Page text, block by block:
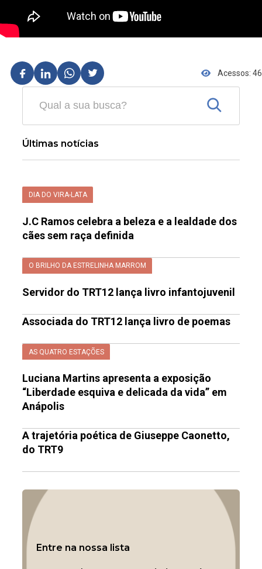
Acessos: 46
Últimas notícias
DIA DO VIRA-LATA
J.C Ramos celebra a beleza e a lealdade dos
cães sem raça definida
O BRILHO DA ESTRELINHA MARROM
Servidor do TRT12 lança livro infantojuvenil
Associada do TRT12 lança livro de poemas
AS QUATRO ESTAÇÕES
Luciana Martins apresenta a exposição
“Liberdade esquiva e delicada da vida” em
Anápolis
A trajetória poética de Giuseppe Caonetto,
do TRT9
Entre na nossa lista